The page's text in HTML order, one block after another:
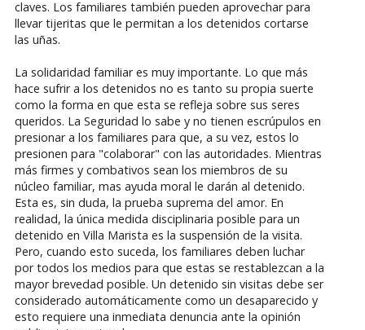
claves. Los familiares también pueden aprovechar para
llevar tijeritas que le permitan a los detenidos cortarse
las uñas.
La solidaridad familiar es muy importante. Lo que más
hace sufrir a los detenidos no es tanto su propia suerte
como la forma en que esta se refleja sobre sus seres
queridos. La Seguridad lo sabe y no tienen escrúpulos en
presionar a los familiares para que, a su vez, estos lo
presionen para "colaborar" con las autoridades. Mientras
más firmes y combativos sean los miembros de su
núcleo familiar, mas ayuda moral le darán al detenido.
Esta es, sin duda, la prueba suprema del amor. En
realidad, la única medida disciplinaria posible para un
detenido en Villa Marista es la suspensión de la visita.
Pero, cuando esto suceda, los familiares deben luchar
por todos los medios para que estas se restablezcan a la
mayor brevedad posible. Un detenido sin visitas debe ser
considerado automáticamente como un desaparecido y
esto requiere una inmediata denuncia ante la opinión